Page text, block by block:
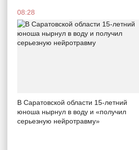
08:28
В Саратовской области 15-летний
юноша нырнул в воду и «получил
серьезную нейротравму»